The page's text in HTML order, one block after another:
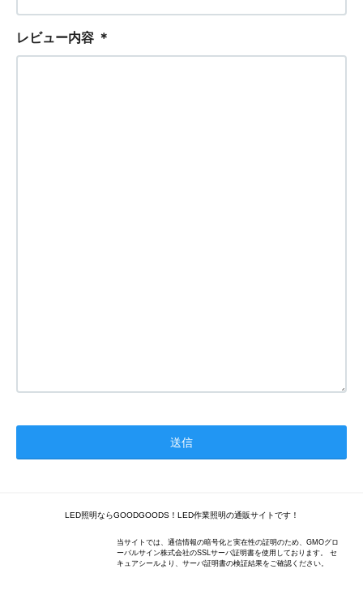
レビュー内容 ＊
LED照明ならGOODGOODS！LED作業照明の通販サイトです！
当サイトでは、通信情報の暗号化と実在性の証明のため、GMOグロ
ーバルサイン株式会社のSSLサーバ証明書を使用しております。 セ
キュアシールより、サーバ証明書の検証結果をご確認ください。